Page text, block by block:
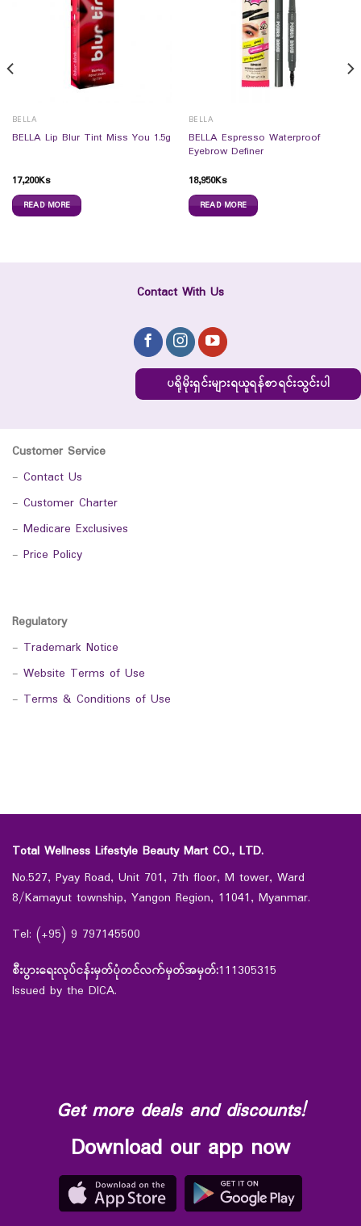
BELLA
BELLA Lip Blur Tint Miss You 1.5g
17,200Ks
READ MORE
BELLA
BELLA Espresso Waterproof
Eyebrow Definer
18,950Ks
READ MORE
Contact With Us
ပရိုမိုးရှင်းများရယူရန်စာရင်းသွင်းပါ
Customer Service
- Contact Us
- Customer Charter
- Medicare Exclusives
- Price Policy
Regulatory
- Trademark Notice
- Website Terms of Use
- Terms & Conditions of Use
Total Wellness Lifestyle Beauty Mart CO., LTD.
No.527, Pyay Road, Unit 701, 7th floor, M tower, Ward
8/Kamayut township, Yangon Region, 11041, Myanmar.
Tel: (+95) 9 797145500
စီးပွားရေးလုပ်ငန်းမှတ်ပုံတင်လက်မှတ်အမှတ်:111305315
Issued by the DICA.
Get more deals and discounts!
Download our app now